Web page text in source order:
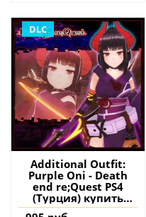
DLC
Additional Outfit:
Purple Oni - Death
end re;Quest PS4
(Турция) купить
дополнение на